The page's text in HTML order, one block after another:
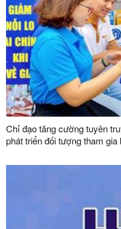
Chỉ đạo tăng cường tuyên
phát triển đối tượng tham gia